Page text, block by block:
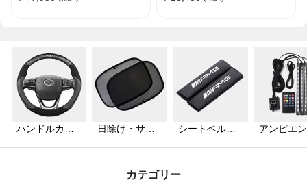
ハンドルカバ
日除け・サン
シートベルト
アンビエ
カテゴリー